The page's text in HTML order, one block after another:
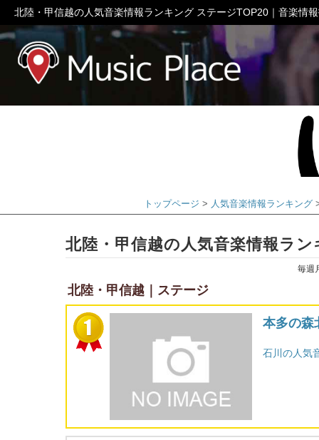
北陸・甲信越の人気音楽情報ランキング ステージTOP20｜音楽情
ミュージック
トップページ 人気音楽情報ランキング
北陸・甲信越の人気音楽情報ラ
毎週
北陸・甲信越｜ステージ
本多の森
石川の人気